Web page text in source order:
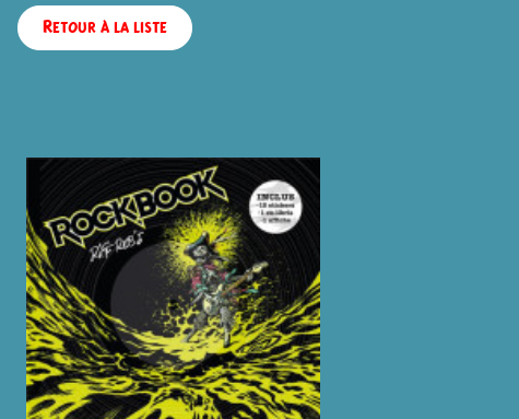
Retour à la liste